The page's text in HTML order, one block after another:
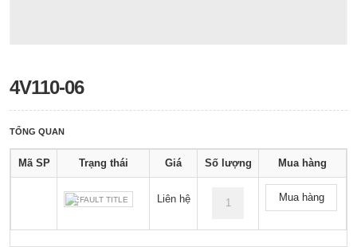
4V110-06
TỔNG QUAN
Mã SP Trạng thái Giá Số lượng Mua hàng
DEFAULT TITLE Liên hệ Mua hàng